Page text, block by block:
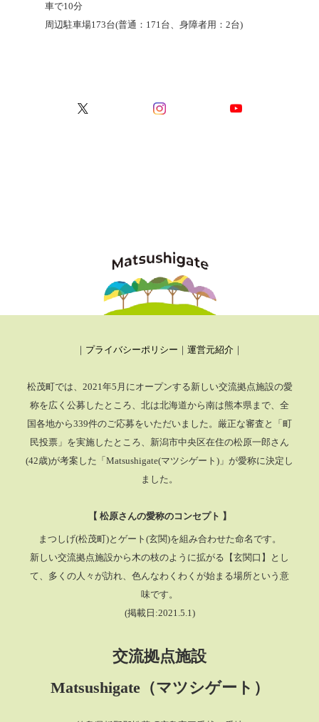
車で10分
周辺駐車場173台(普通：171台、身障者用：2台)
｜ プライバシーポリシー ｜ 運営元紹介 ｜
松茂町では、2021年5月にオープンする新しい交流拠点施設の愛
称を広く公募したところ、 北は北海道から南は熊本県まで、全
国各地から339件のご応募をいただいました。厳正な審査と「町
民投票」を実施したところ、 新潟市中央区在住の松原一郎さん
(42歳)が考案した「Matsushigate(マツシゲート)」が愛称に決定し
ました。
【 松原さんの愛称のコンセプト 】
まつしげ(松茂町)とゲート(玄関)を組み合わせた命名です。
新しい交流拠点施設から木の枝のように拡がる【玄関口】とし
て、多くの人々が訪れ、色んなわくわくが始まる場所という意
味です。
(掲載日:2021.5.1)
交流拠点施設
Matsushigate（マツシゲート）